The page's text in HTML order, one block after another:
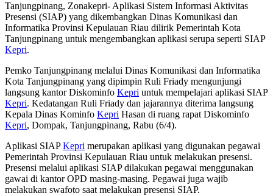
Tanjungpinang, Zonakepri- Aplikasi Sistem Informasi Aktivitas
Presensi (SIAP) yang dikembangkan Dinas Komunikasi dan
Informatika Provinsi Kepulauan Riau dilirik Pemerintah Kota
Tanjungpinang untuk mengembangkan aplikasi serupa seperti SIAP
Kepri.
Pemko Tanjungpinang melalui Dinas Komunikasi dan Informatika
Kota Tanjungpinang yang dipimpin Ruli Friady mengunjungi
langsung kantor Diskominfo Kepri untuk mempelajari aplikasi SIAP
Kepri. Kedatangan Ruli Friady dan jajarannya diterima langsung
Kepala Dinas Kominfo Kepri Hasan di ruang rapat Diskominfo
Kepri, Dompak, Tanjungpinang, Rabu (6/4).
Aplikasi SIAPKepri merupakan aplikasi yang digunakan pegawai
Pemerintah Provinsi Kepulauan Riau untuk melakukan presensi.
Presensi melalui aplikasi SIAP dilakukan pegawai menggunakan
gawai di kantor OPD masing-masing. Pegawai juga wajib
melakukan swafoto saat melakukan presensi SIAP.